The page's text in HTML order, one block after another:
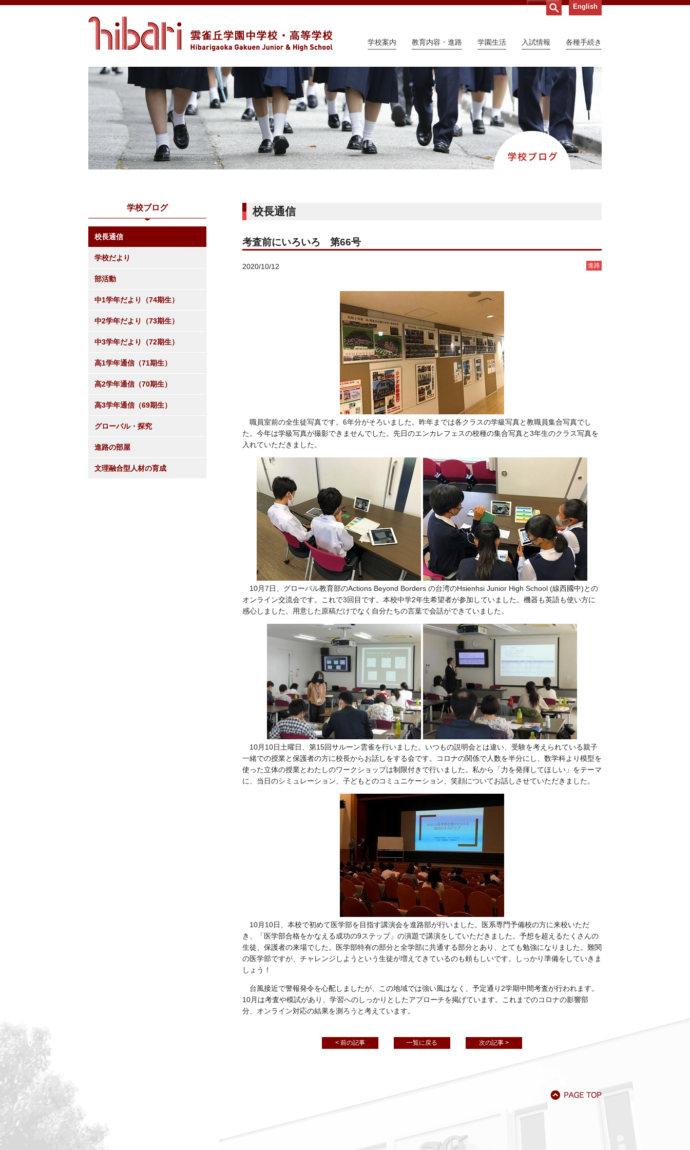
English
学校案内 教育内容・進路 学園生活 入試情報 各種手続き
校長通信
考査前にいろいろ 第66号
2020/10/12 進路
職員室前の全生徒写真です。6年分がそろいました。昨年までは各クラスの学級写真と教職員集合写真でし
た。今年は学級写真が撮影できませんでした。先日のエンカレフェスの校種の集合写真と3年生のクラス写真を
入れていただきました。
10月7日、グローバル教育部のActions Beyond Borders の台湾のHsienhsi Junior High School (線西國中)との
オンライン交流会です。これで3回目です。本校中学2年生希望者が参加していました。機器も英語も使い方に
感心しました。用意した原稿だけでなく自分たちの言葉で会話ができていました。
10月10日土曜日、第15回サルーン雲雀を行いました。いつもの説明会とは違い、受験を考えられている親子
一緒での授業と保護者の方に校長からお話しをする会です。コロナの関係で人数を半分にし、数学科より模型を
使った立体の授業とわたしのワークショップは制限付きで行いました。私から「力を発揮してほしい」をテーマ
に、当日のシミュレーション、子どもとのコミュニケーション、笑顔についてお話しさせていただきました。
10月10日、本校で初めて医学部を目指す講演会を進路部が行いました。医系専門予備校の方に来校いただ
き、「医学部合格をかなえる成功の9ステップ」の演題で講演をしていただきました。予想を超えるたくさんの
生徒、保護者の来場でした。医学部特有の部分と全学部に共通する部分とあり、とても勉強になりました。難関
の医学部ですが、チャレンジしようという生徒が増えてきているのも頼もしいです。しっかり準備をしていきま
しょう！
台風接近で警報発令を心配しましたが、この地域では強い風はなく、予定通り2学期中間考査が行われます。
10月は考査や模試があり、学習へのしっかりとしたアプローチを掲げています。これまでのコロナの影響部
分、オンライン対応の結果を測ろうと考えています。
< 前の記事 一覧に戻る 次の記事 >
学校ブログ
校長通信
学校だより
部活動
中1学年だより（74期生）
中2学年だより（73期生）
中3学年だより（72期生）
高1学年通信（71期生）
高2学年通信（70期生）
高3学年通信（69期生）
グローバル・探究
進路の部屋
文理融合型人材の育成